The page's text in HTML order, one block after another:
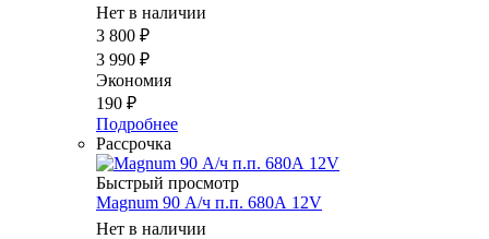
Нет в наличии
3 800 ₽
3 990 ₽
Экономия
190 ₽
Подробнее
Рассрочка
Быстрый просмотр
Magnum 90 А/ч п.п. 680А 12V
Нет в наличии